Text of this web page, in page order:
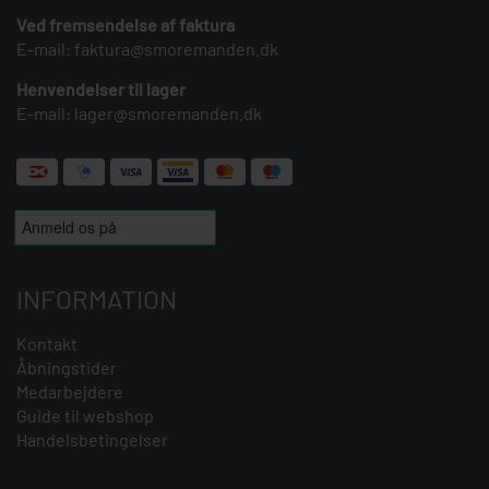
Ved fremsendelse af faktura
E-mail: faktura@smoremanden.dk
Henvendelser til lager
E-mail: lager@smoremanden.dk
INFORMATION
Kontakt
Åbningstider
Medarbejdere
Guide til webshop
Handelsbetingelser